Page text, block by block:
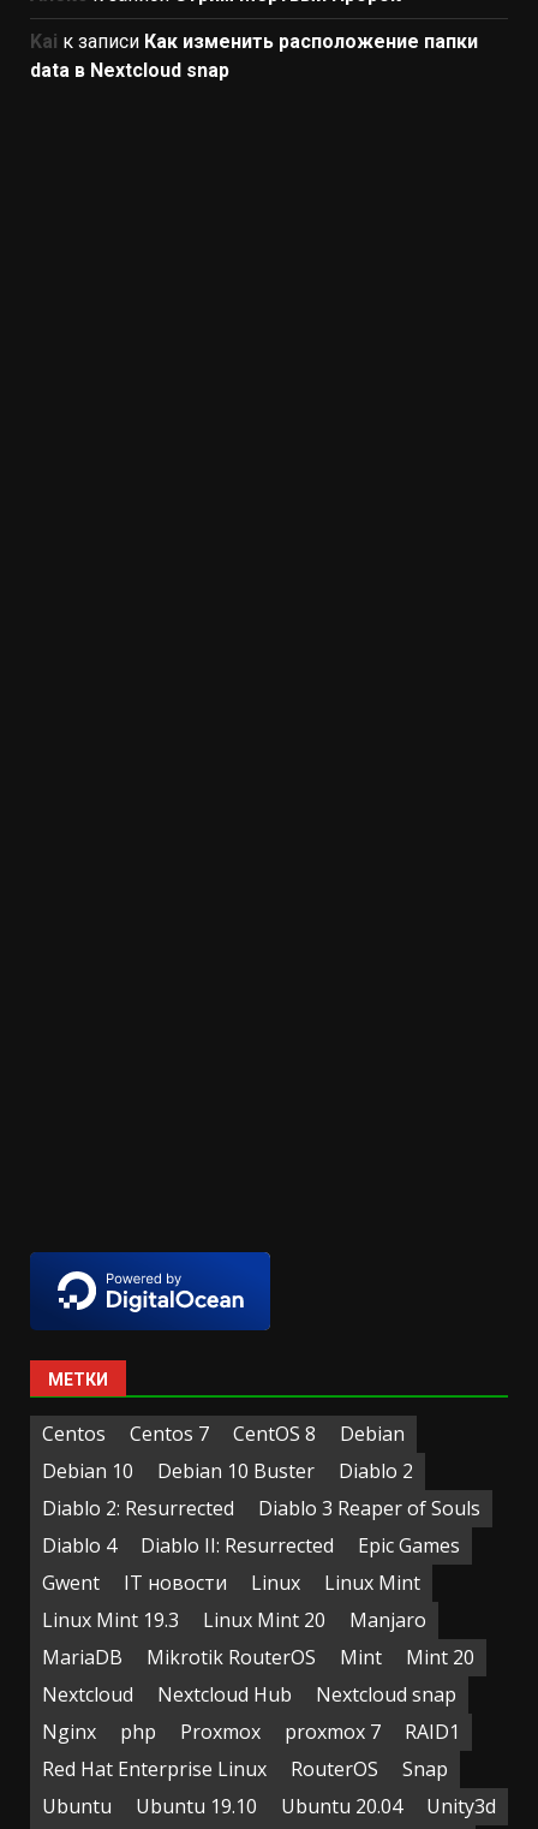
Kai к записи Как изменить расположение папки
data в Nextcloud snap
МЕТКИ
Centos Centos 7 CentOS 8
Debian
Debian 10
Debian 10 Buster
Diablo 2
Diablo 2: Resurrected
Diablo 3 Reaper of Souls
Diablo 4
Diablo II: Resurrected
Epic Games
Gwent
IT новости Linux
Linux Mint
Linux Mint 19.3
Linux Mint 20
Manjaro
MariaDB
Mikrotik RouterOS Mint
Mint 20
Nextcloud
Nextcloud Hub
Nextcloud snap
Nginx
php Proxmox proxmox 7
RAID1
Red Hat Enterprise Linux
RouterOS
Snap
Ubuntu
Ubuntu 19.10 Ubuntu 20.04
Unity3d